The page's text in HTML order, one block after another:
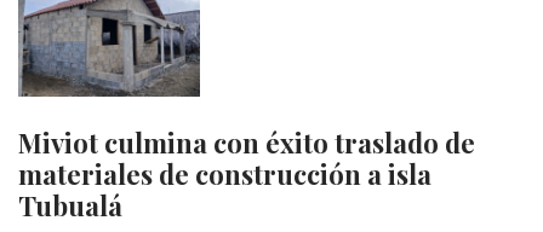
Miviot culmina con éxito traslado de
materiales de construcción a isla
Tubualá